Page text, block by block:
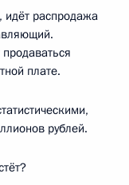
идёт распродажа
плате.
рублей.